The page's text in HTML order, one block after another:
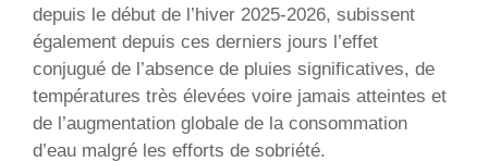
depuis le début de l’hiver 2025-2026, subissent
également depuis ces derniers jours l’effet
conjugué de l’absence de pluies significatives, de
températures très élevées voire jamais atteintes et
de l’augmentation globale de la consommation
d’eau malgré les efforts de sobriété.